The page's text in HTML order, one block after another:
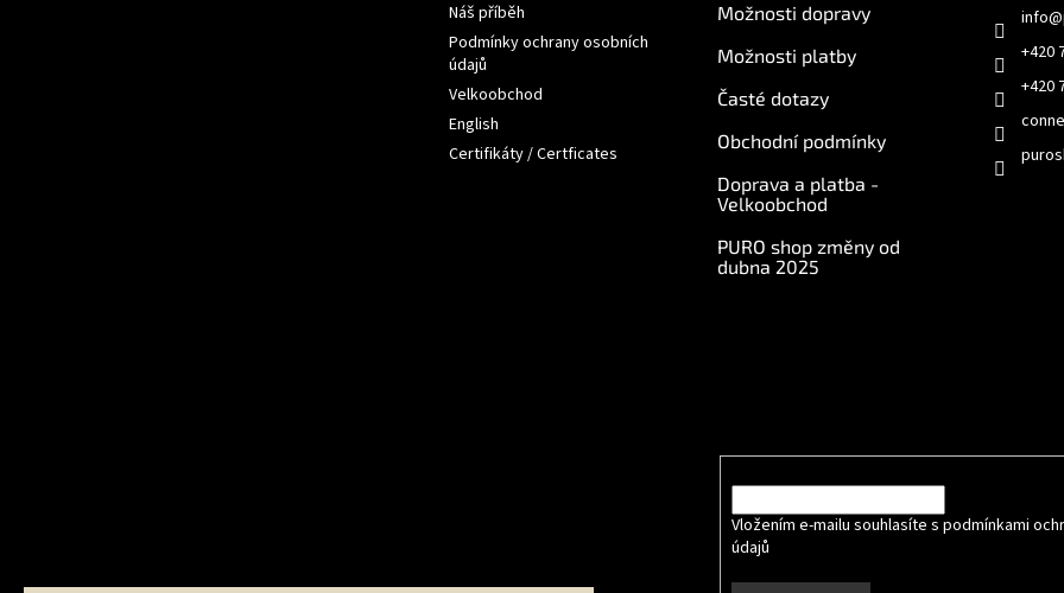
Náš příběh
Podmínky ochrany osobních
údajů
Velkoobchod
English
Certifikáty / Certficates
Možnosti dopravy
Možnosti platby
Časté dotazy
Obchodní podmínky
Doprava a platba -
Velkoobchod
PURO shop změny od
dubna 2025
info@
+420
+420
Vložením e-mailu souhlasíte s podmínkami
údajů